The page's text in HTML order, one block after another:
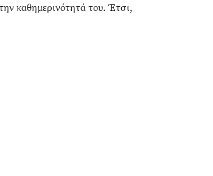
καθημερινότητά του. Έτσι,